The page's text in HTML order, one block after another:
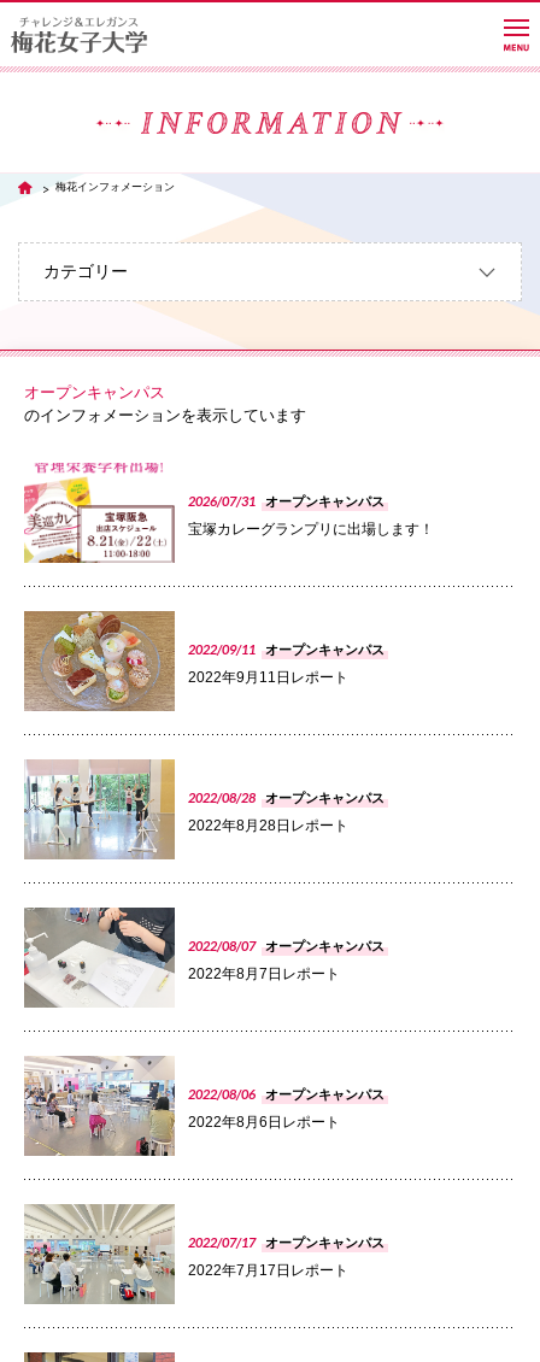
学部・学科・大学院
キャンパスライフ
進路・就職
国際交流
産学連携
交通アクセス
代表
072-643-6221
072-643-6566
TOP 梅花インフォメーション
カテゴリー
オープンキャンパス
のインフォメーションを表示しています
2026/07/31 オープンキャンパス
宝塚カレーグランプリに出場します！
2022/09/11 オープンキャンパス
2022年9月11日レポート
2022/08/28 オープンキャンパス
2022年8月28日レポート
2022/08/07 オープンキャンパス
2022年8月7日レポート
2022/08/06 オープンキャンパス
2022年8月6日レポート
2022/07/17 オープンキャンパス
2022年7月17日レポート